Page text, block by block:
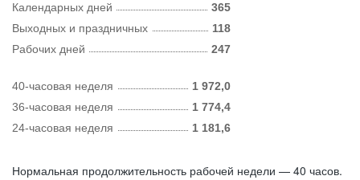
Календарных дней
365
Рабочих дней 247
Выходных и праздничных 118
40-часовая неделя
1 972,0
36-часовая неделя
1 774,4
24-часовая неделя
1 181,6
Нормальная продолжительность рабочей недели — 40 часов.